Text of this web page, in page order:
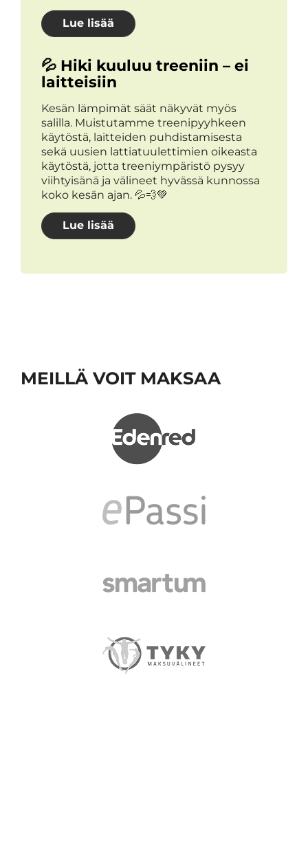
Lue lisää
💦 Hiki kuuluu treeniin – ei
laitteisiin
Kesän lämpimät säät näkyvät myös
salilla. Muistutamme treenipyyhkeen
käytöstä, laitteiden puhdistamisesta
sekä uusien lattiatuulettimien oikeasta
käytöstä, jotta treeniympäristö pysyy
viihtyisänä ja välineet hyvässä kunnossa
koko kesän ajan. 💦💨💚
Lue lisää
MEILLÄ VOIT MAKSAA